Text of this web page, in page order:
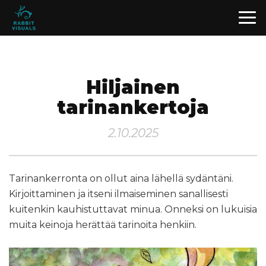
Hiljainen
tarinankertoja
2.10.2025
Tarinankerronta on ollut aina lähellä sydäntäni.
Kirjoittaminen ja itseni ilmaiseminen sanallisesti
kuitenkin kauhistuttavat minua. Onneksi on lukuisia
muita keinoja herättää tarinoita henkiin.